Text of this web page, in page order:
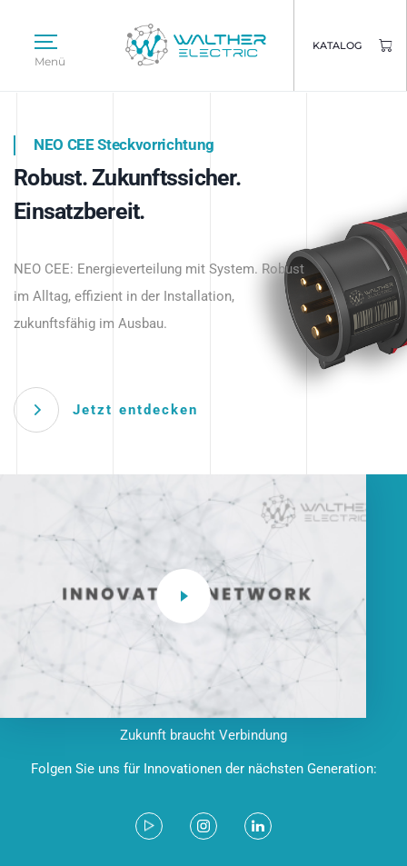
Menü
KATALOG
Intelligente Stromverteilung
beginnt hier.
NEO CEE Steckvorrichtung
Robust. Zukunftssicher.
Einsatzbereit.
NEO CEE: Energieverteilung mit System. Robust
im Alltag, effizient in der Installation,
zukunftsfähig im Ausbau.
Jetzt entdecken
Intelligenz trifft Energie.
Anwendungen – robust, IP-geschützt und
zukunftsfähig.
Zukunft braucht Verbindung
Folgen Sie uns für Innovationen der nächsten Generation: